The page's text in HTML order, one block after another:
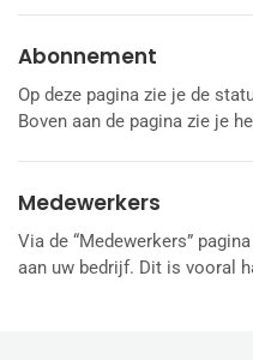
Abonnement
Op deze pagina zie je de
Boven aan de pagina zie je
Medewerkers
Via de “Medewerkers”
aan uw bedrijf. Dit is vooral